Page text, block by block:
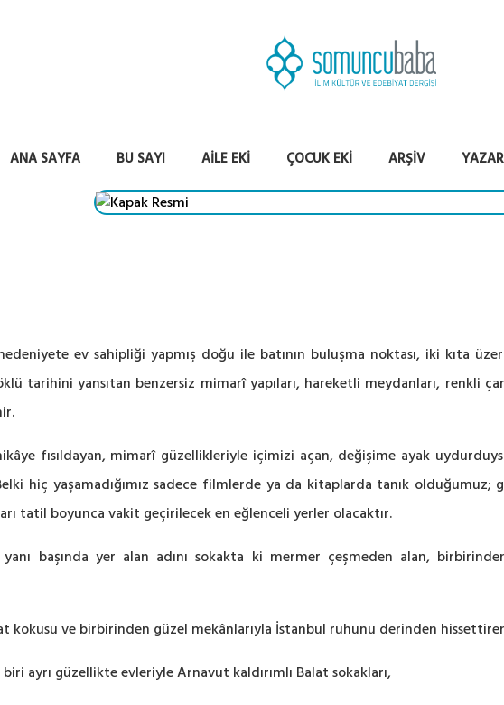
ANA SAYFA BU SAYI AILE EKI ÇOCUK EKI ARŞIV
ev sahipliği yapmış doğu ile batının buluşma noktası, iki kıta
tarihini yansıtan benzersiz mimarî yapıları, hareketli meydanları, renkli
fısıldayan, mimarî güzellikleriyle içimizi açan, değişime ayak
hiç yaşamadığımız sadece filmlerde ya da kitaplarda tanık
tatil boyunca vakit geçirilecek en eğlenceli yerler olacaktır.
yanı başında yer alan adını sokakta ki mermer çeşmeden alan,
kokusu ve birbirinden güzel mekânlarıyla İstanbul ruhunu derinden hissettiren
ayrı güzellikte evleriyle Arnavut kaldırımlı Balat sokakları,